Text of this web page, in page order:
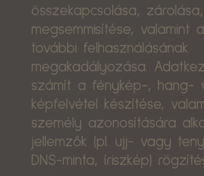
összekapcsolása,
megsemmisítése, valamint
további felhasználásának
megakadályozása.
számít a fénykép-, hang-
képfelvétel készítése,
személy azonosítására
jellemzők (pl. ujj- vagy
DNS-minta, íriszkép)